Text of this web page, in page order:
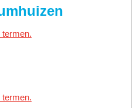
termen.
termen.